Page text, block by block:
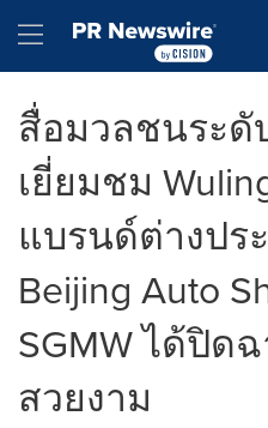
Hamburger menu
สื่อมวลชนระดั
เยี่ยมชม
แบรนด์ต่างปร
Beijing Auto
SGMW ได้ปิด
สวยงาม